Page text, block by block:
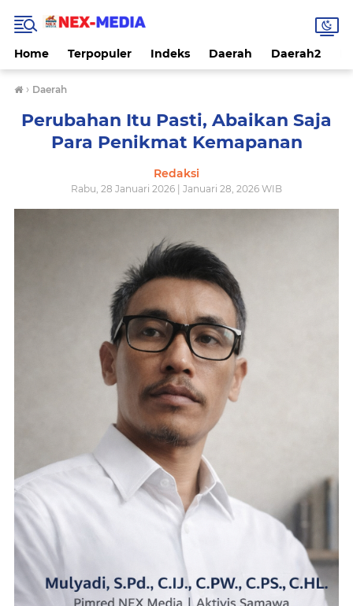
Home Terpopuler Indeks Daerah Daerah2
› Daerah
Perubahan Itu Pasti, Abaikan Saja
Para Penikmat Kemapanan
Redaksi
Rabu, 28 Januari 2026 | Januari 28, 2026 WIB